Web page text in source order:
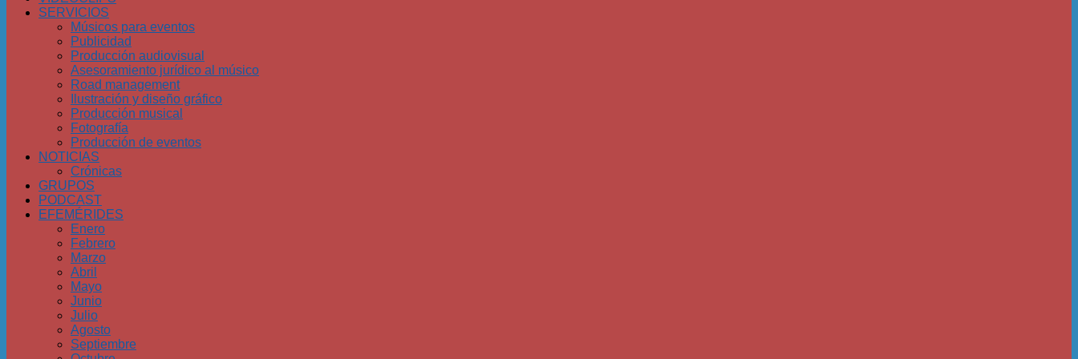
SERVICIOS
Músicos para eventos
Publicidad
Producción audiovisual
Asesoramiento jurídico al músico
Road management
Ilustración y diseño gráfico
Producción musical
Fotografía
Producción de eventos
NOTICIAS
Crónicas
GRUPOS
PODCAST
EFEMÉRIDES
Enero
Febrero
Marzo
Abril
Mayo
Junio
Julio
Agosto
Septiembre